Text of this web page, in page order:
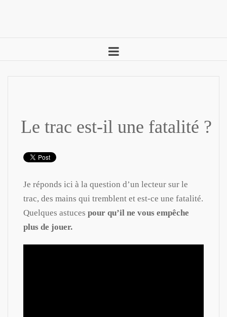
Le trac est-il une fatalité ?
Je réponds ici à la question d’un lecteur sur le
trac, des mains qui tremblent et est-ce une fatalité.
Quelques astuces pour qu’il ne vous empêche
plus de jouer.